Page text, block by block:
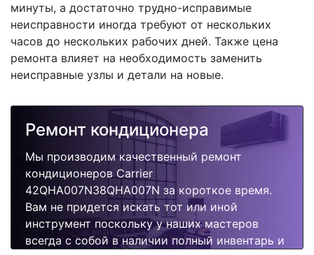
минуты, а достаточно трудно-исправимые
неисправности иногда требуют от нескольких
часов до нескольких рабочих дней. Также цена
ремонта влияет на необходимость заменить
неисправные узлы и детали на новые.
Ремонт кондиционера
Мы производим качественный ремонт
кондиционеров Carrier
42QHA007N38QHA007N за короткое время.
Вам не придется искать тот или иной
инструмент поскольку у наших мастеров
всегда с собой в наличии полный инвентарь и